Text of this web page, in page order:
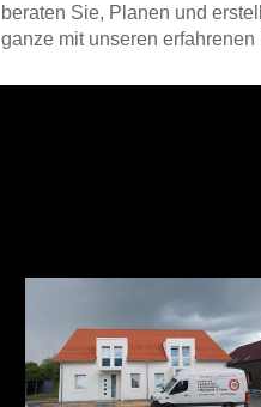
beraten Sie, Planen und
ganze mit unseren